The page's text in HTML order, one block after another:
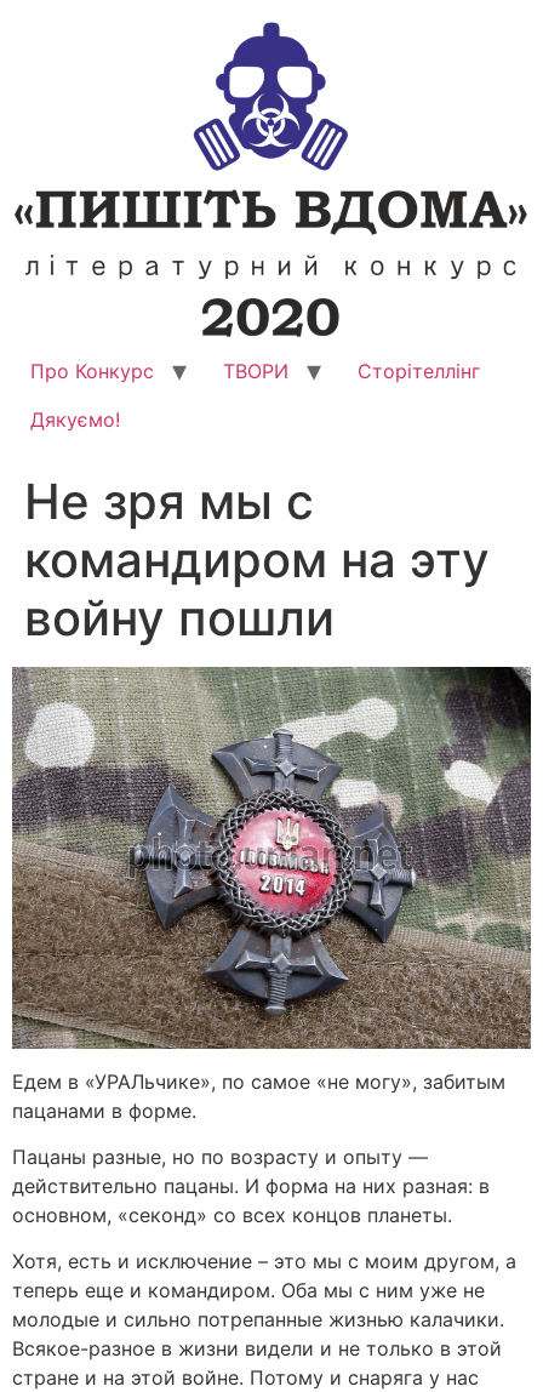
Про Конкурс ТВОРИ
Сторітеллінг
Дякуємо!
Не зря мы с
командиром на эту
войну пошли
Едем в «УРАЛьчике», по самое «не могу», забитым
пацанами в форме.
Пацаны разные, но по возрасту и опыту —
действительно пацаны. И форма на них разная: в
основном, «секонд» со всех концов планеты.
Хотя, есть и исключение – это мы с моим другом, а
теперь еще и командиром. Оба мы с ним уже не
молодые и сильно потрепанные жизнью калачики.
Всякое-разное в жизни видели и не только в этой
стране и на этой войне. Потому и снаряга у нас